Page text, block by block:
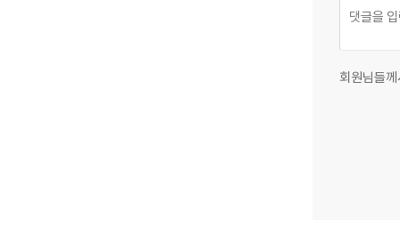
회원님들